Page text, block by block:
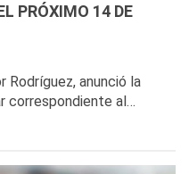
PRÓXIMO 14 DE
Rodríguez, anunció la
correspondiente al…